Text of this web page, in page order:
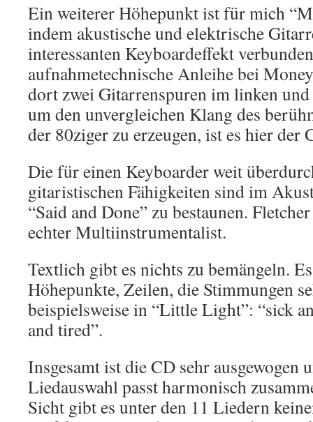
Ein weiterer Höhepunkt ist für mich
indem akustische und elektrische
interessanten Keyboardeffekt
aufnahmetechnische Anleihe bei
dort zwei Gitarrenspuren im linken
um den unvergleichen Klang des
der 80ziger zu erzeugen, ist es hier der
Die für einen Keyboarder weit
gitaristischen Fähigkeiten sind im
“Said and Done” zu bestaunen.
echter Multiinstrumentalist.
Textlich gibt es nichts zu bemängeln.
Höhepunkte, Zeilen, die Stimmungen
beispielsweise in “Little Light”: “sick
and tired”.
Insgesamt ist die CD sehr ausgewogen
Liedauswahl passt harmonisch
Sicht gibt es unter den 11 Liedern